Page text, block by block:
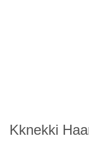
Kknekki